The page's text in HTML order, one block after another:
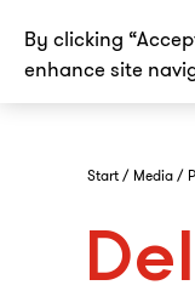
Start Media
By clicking
enhance site